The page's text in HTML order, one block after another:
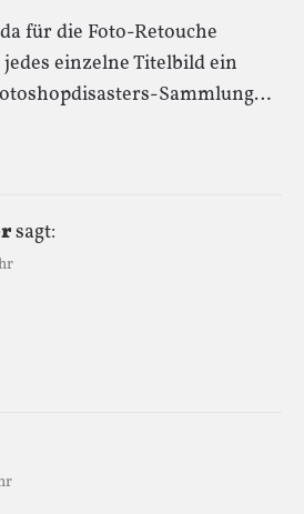
für die Foto-Retouche
einzelne Titelbild ein
Sammlung…
sagt: